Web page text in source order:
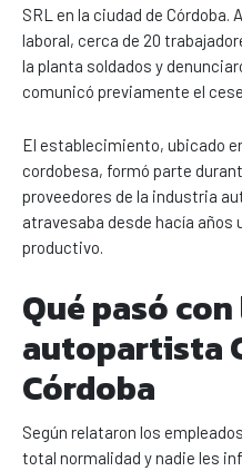
SRL en la ciudad de Córdoba.
laboral, cerca de 20
la planta soldados y
comunicó previamente el
El establecimiento, ubicado
cordobesa, formó parte
proveedores de la industria
atravesaba desde hacía
productivo.
Qué pasó con
autopartista
Córdoba
Según relataron los
total normalidad y nadie les